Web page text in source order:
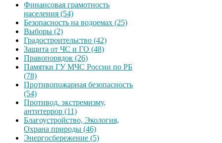
Финансовая грамотность
населения (54)
Безопасность на водоемах (25)
Выборы (2)
Градостроительство (42)
Защита от ЧС и ГО (48)
Правопорядок (26)
Памятки ГУ МЧС России по РБ
(78)
Противопожарная безопасность
(54)
Противод. экстремизму,
антитеррор (11)
Благоустройство, Экология,
Охрана природы (46)
Энергосбережение (5)